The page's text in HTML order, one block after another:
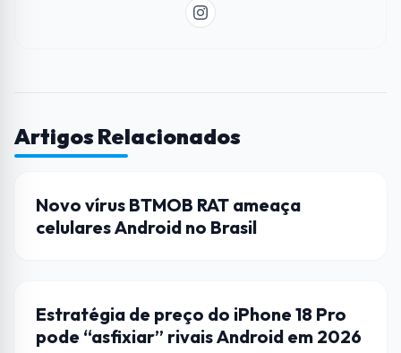
Artigos Relacionados
ANDROID
Novo vírus BTMOB RAT ameaça
celulares Android no Brasil
ANDROID
Estratégia de preço do iPhone 18 Pro
pode “asfixiar” rivais Android em 2026